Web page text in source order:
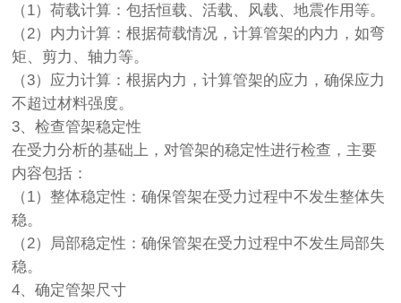
（1）荷载计算：包括恒载、活载、风载、地震作用等。
（2）内力计算：根据荷载情况，计算管架的内力，如弯
矩、剪力、轴力等。
（3）应力计算：根据内力，计算管架的应力，确保应力
不超过材料强度。
3、检查管架稳定性
在受力分析的基础上，对管架的稳定性进行检查，主要
内容包括：
（1）整体稳定性：确保管架在受力过程中不发生整体失
稳。
（2）局部稳定性：确保管架在受力过程中不发生局部失
稳。
4、确定管架尺寸